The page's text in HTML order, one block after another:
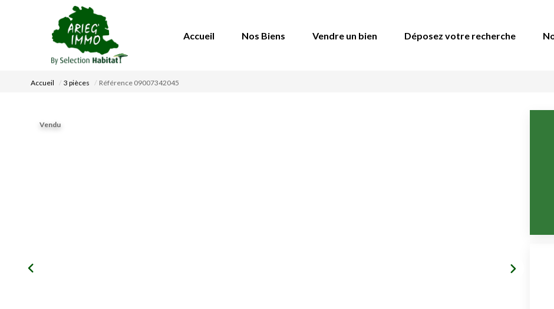
Accueil Nos Biens Vendre un bien Déposez votre recherche
Accueil 3 pièces Référence 09007342045
Vendu